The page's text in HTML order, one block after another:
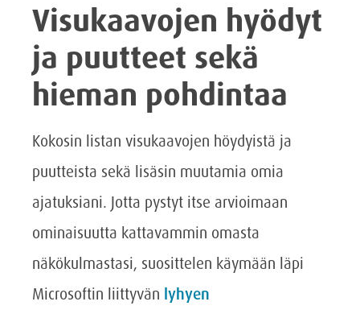
Visukaavojen hyödyt
ja puutteet sekä
hieman pohdintaa
Kokosin listan visukaavojen höydyistä ja
puutteista sekä lisäsin muutamia omia
ajatuksiani. Jotta pystyt itse arvioimaan
ominaisuutta kattavammin omasta
näkökulmastasi, suosittelen käymään läpi
Microsoftin liittyvän lyhyen